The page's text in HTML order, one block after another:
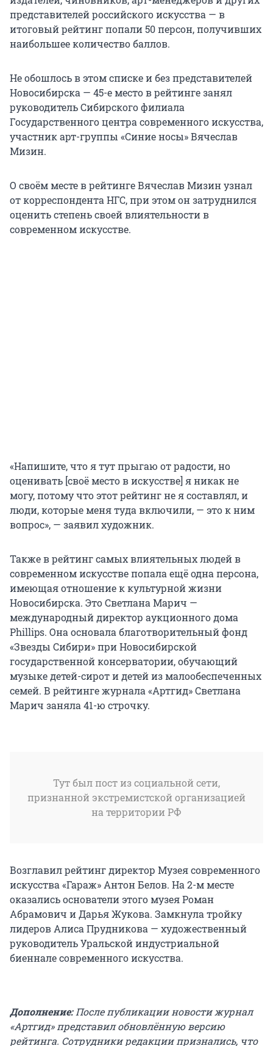
представителей российского искусства — в
итоговый рейтинг попали 50 персон, получивших
наибольшее количество баллов.
Не обошлось в этом списке и без представителей
Новосибирска — 45-е место в рейтинге занял
руководитель Сибирского филиала
Государственного центра современного искусства,
участник арт-группы «Синие носы» Вячеслав
Мизин.
О своём месте в рейтинге Вячеслав Мизин узнал
от корреспондента НГС, при этом он затруднился
оценить степень своей влиятельности в
современном искусстве.
«Напишите, что я тут прыгаю от радости, но
оценивать [своё место в искусстве] я никак не
могу, потому что этот рейтинг не я составлял, и
люди, которые меня туда включили, — это к ним
вопрос», — заявил художник.
Также в рейтинг самых влиятельных людей в
современном искусстве попала ещё одна персона,
имеющая отношение к культурной жизни
Новосибирска. Это Светлана Марич —
международный директор аукционного дома
Phillips. Она основала благотворительный фонд
«Звезды Сибири» при Новосибирской
государственной консерватории, обучающий
музыке детей-сирот и детей из малообеспеченных
семей. В рейтинге журнала «Артгид» Светлана
Марич заняла 41-ю строчку.
Тут был пост из социальной сети,
признанной экстремистской организацией
на территории РФ
Возглавил рейтинг директор Музея современного
искусства «Гараж» Антон Белов. На 2-м месте
оказались основатели этого музея Роман
Абрамович и Дарья Жукова. Замкнула тройку
лидеров Алиса Прудникова — художественный
руководитель Уральской индустриальной
биеннале современного искусства.
Дополнение:После публикации новости журнал
«Артгид» представил обновлённую версию
рейтинга. Сотрудники редакции признались, что